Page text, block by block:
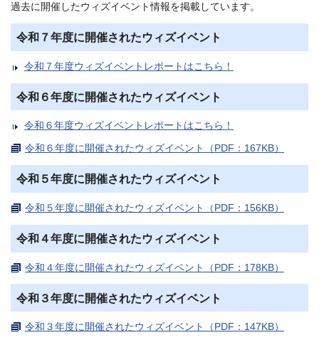
過去に開催したウィズイベント情報を掲載しています。
令和７年度に開催されたウィズイベント
令和７年度ウィズイベントレポートはこちら！
令和６年度に開催されたウィズイベント
令和６年度ウィズイベントレポートはこちら！
令和６年度に開催されたウィズイベント（PDF：167KB）
令和５年度に開催されたウィズイベント
令和５年度に開催されたウィズイベント（PDF：156KB）
令和４年度に開催されたウィズイベント
令和４年度に開催されたウィズイベント（PDF：178KB）
令和３年度に開催されたウィズイベント
令和３年度に開催されたウィズイベント（PDF：147KB）